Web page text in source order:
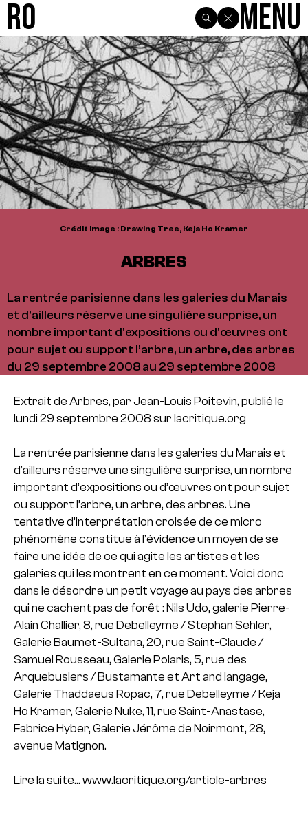
R0 Menu
Crédit image : Drawing Tree, Keja Ho Kramer
ARBRES
La rentrée parisienne dans les galeries du Marais
et d’ailleurs réserve une singulière surprise, un
nombre important d’expositions ou d’œuvres ont
pour sujet ou support l’arbre, un arbre, des arbres
du 29 septembre 2008 au 29 septembre 2008
Extrait de Arbres, par Jean-Louis Poitevin, publié le
lundi 29 septembre 2008 sur lacritique.org
La rentrée parisienne dans les galeries du Marais et
d’ailleurs réserve une singulière surprise, un nombre
important d’expositions ou d’œuvres ont pour sujet
ou support l’arbre, un arbre, des arbres. Une
tentative d’interprétation croisée de ce micro
phénomène constitue à l’évidence un moyen de se
faire une idée de ce qui agite les artistes et les
galeries qui les montrent en ce moment. Voici donc
dans le désordre un petit voyage au pays des arbres
qui ne cachent pas de forêt : Nils Udo, galerie Pierre-
Alain Challier, 8, rue Debelleyme / Stephan Sehler,
Galerie Baumet-Sultana, 20, rue Saint-Claude /
Samuel Rousseau, Galerie Polaris, 5, rue des
Arquebusiers / Bustamante et Art and langage,
Galerie Thaddaeus Ropac, 7, rue Debelleyme / Keja
Ho Kramer, Galerie Nuke, 11, rue Saint-Anastase,
Fabrice Hyber, Galerie Jérôme de Noirmont, 28,
avenue Matignon.
Lire la suite… www.lacritique.org/article-arbres